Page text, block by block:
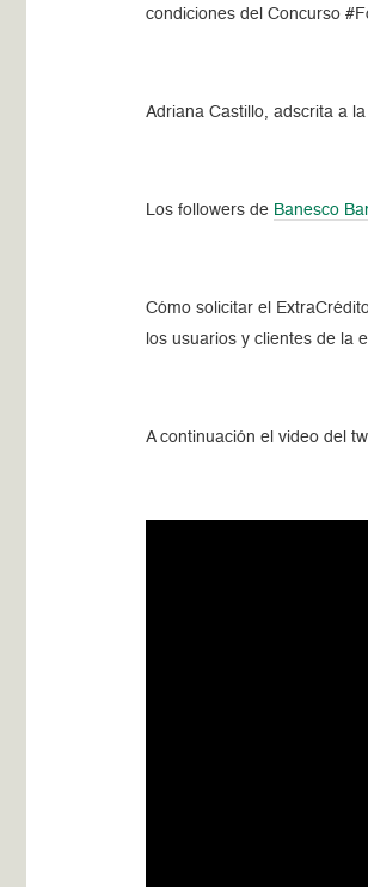
condiciones del Concurso
Adriana Castillo, adscrita a
Los followers de Banesco
Cómo solicitar el
los usuarios y clientes de la
A continuación el video del